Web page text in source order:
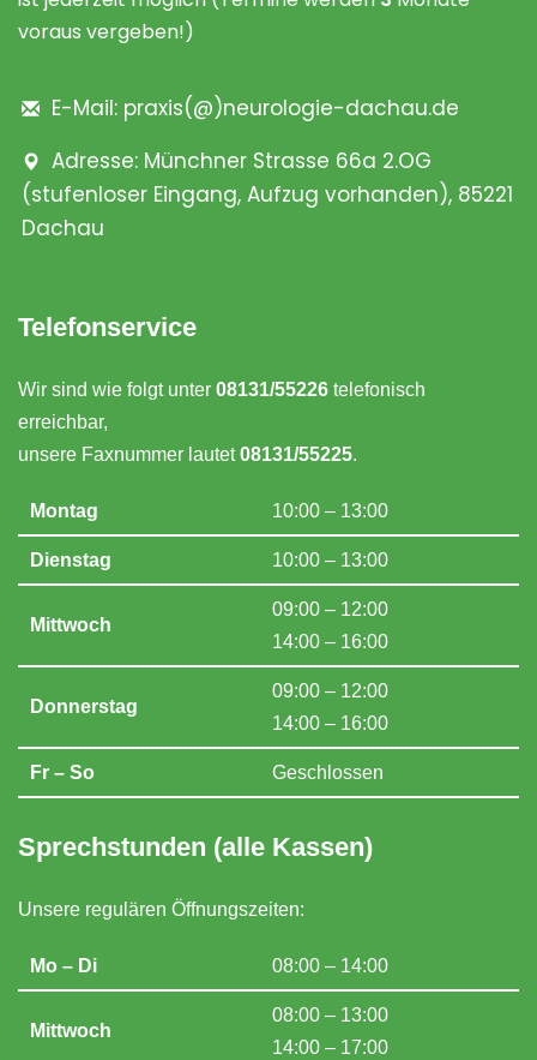
voraus vergeben!)
E-Mail: praxis(@)neurologie-dachau.de
Adresse: Münchner Strasse 66a 2.OG
(stufenloser Eingang, Aufzug vorhanden), 85221
Dachau
Telefonservice
Wir sind wie folgt unter 08131/55226 telefonisch
erreichbar,
unsere Faxnummer lautet08131/55225.
Montag 10:00 – 13:00
Dienstag 10:00 – 13:00
Mittwoch
09:00 – 12:00
14:00 – 16:00
Donnerstag
09:00 – 12:00
14:00 – 16:00
Fr – So Geschlossen
Sprechstunden (alle Kassen)
Unsere regulären Öffnungszeiten:
Mo – Di 08:00 – 14:00
Mittwoch
08:00 – 13:00
14:00 – 17:00